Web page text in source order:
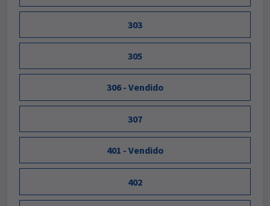
303
305
306 - Vendido
307
401 - Vendido
402